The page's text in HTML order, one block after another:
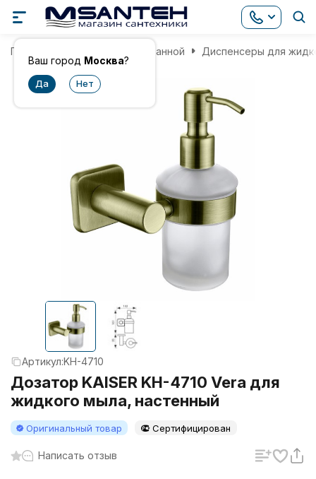
Ваш город Москва?
Главная Аксессуары для ванной Диспенсеры для
Артикул:KH-4710
Дозатор KAISER KH-4710 Vera для
жидкого мыла, настенный
Оригинальный товар Сертифицирован
Написать отзыв